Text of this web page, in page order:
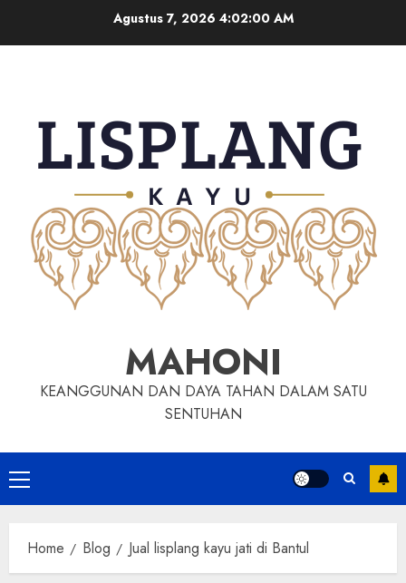
Agustus 7, 20264:02:01 AM
MAHONI
KEANGGUNAN DAN DAYA TAHAN DALAM SATU
SENTUHAN
Home Blog Jual lisplang kayu jati di Bantul